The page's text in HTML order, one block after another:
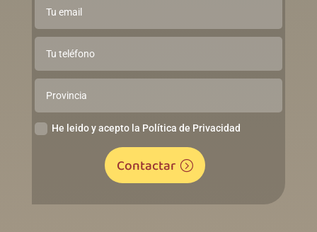
He leido y acepto la Política de Privacidad
Contactar